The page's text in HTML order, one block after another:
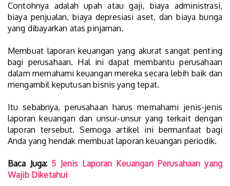
Contohnya adalah upah atau gaji, biaya administrasi,
biaya penjualan, biaya depresiasi aset, dan biaya bunga
yang dibayarkan atas pinjaman.
Membuat laporan keuangan yang akurat sangat penting
bagi perusahaan. Hal ini dapat membantu perusahaan
dalam memahami keuangan mereka secara lebih baik dan
mengambil keputusan bisnis yang tepat.
Itu sebabnya, perusahaan harus memahami jenis-jenis
laporan keuangan dan unsur-unsur yang terkait dengan
laporan tersebut. Semoga artikel ini bermanfaat bagi
Anda yang hendak membuat laporan keuangan periodik.
Baca Juga: 5 Jenis Laporan Keuangan Perusahaan yang
Wajib Diketahui